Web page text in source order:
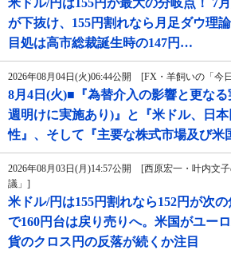
米ドル/円は155円が最大の分岐点！ 7
が下抜け、155円割れなら月足ダウ理
目処は高市総裁誕生時の147円…
2026年08月04日(火)06:44公開 [FX・羊飼いの「今
8月4日(火)■『為替介入の影響と更な
週明けに実施あり)』と『米ドル、日
性』、そして『主要な株式市場及び
2026年08月03日(月)14:57公開 [西原宏一・叶内文
議」]
米ドル/円は155円割れなら152円が次
で160円台は戻り売りへ。米国がユー
貨のクロス円の反落が続くか注目